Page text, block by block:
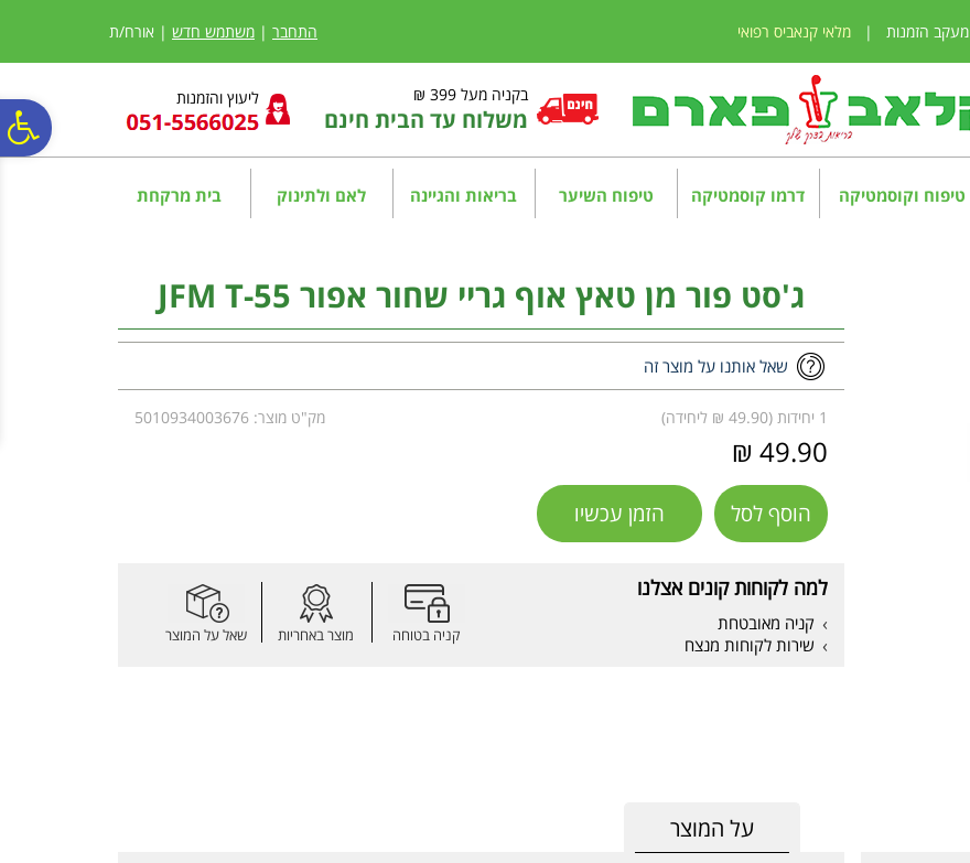
נגישות
אתר
המרכזי
מעקב הזמנות | מלאי קנאביס רפואי התחבר | משתמש חדש | אורח/ת
בקניה מעל 399 ₪
משלוח עד הבית חינם
ליעוץ והזמנות
טיפוח וקוסמטיקה דרמו קוסמטיקה טיפוח השיער בריאות והגיינה לאם ולתינוק בית מרקחת
ג'סט פור מן טאץ אוף גריי שחור אפור JFM T-55
שאל אותנו על מוצר זה
1 יחידות (49.90 ₪ ליחידה) מק"ט מוצר: 5010934003676
49.90 ₪
הוסף לסל הזמן עכשיו
למה לקוחות קונים אצלנו
קניה מאובטחת
שירות לקוחות מנצח
קניה בטוחה מוצר באחריות שאל על המוצר
על המוצר